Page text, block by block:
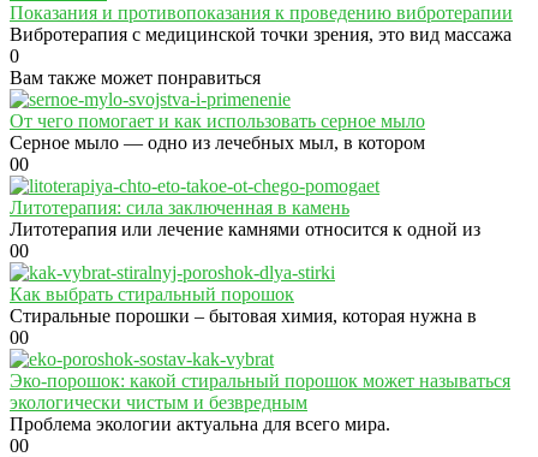
Показания и противопоказания к проведению вибротерапии
Вибротерапия с медицинской точки зрения, это вид массажа
0
Вам также может понравиться
От чего помогает и как использовать серное мыло
Серное мыло — одно из лечебных мыл, в котором
00
Литотерапия: сила заключенная в камень
Литотерапия или лечение камнями относится к одной из
00
Как выбрать стиральный порошок
Стиральные порошки – бытовая химия, которая нужна в
00
Эко-порошок: какой стиральный порошок может называться
экологически чистым и безвредным
Проблема экологии актуальна для всего мира.
00